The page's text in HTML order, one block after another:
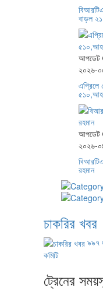
বাড়ল
আপডেট
২০২৬-
এপ্রিলে
আপডেট
২০২৬-
রহমান
চাকরির খবর
৯৯৭
কমিটি
ট্রেনের